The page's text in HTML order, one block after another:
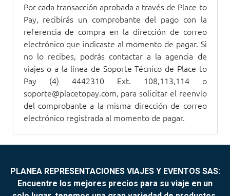
Por cada transacción aprobada a través de Place to
Pay, recibirás un comprobante del pago con la
referencia de compra en la dirección de correo
electrónico que indicaste al momento de pagar. Si
no lo recibes, podrás contactar a la agencia de
viajes o a la línea de Soporte Técnico de Place to
Pay (4) 4442310 Ext. 108,113,114 o
soporte@placetopay.com, para solicitar el reenvío
del comprobante a la misma dirección de correo
electrónico registrada al momento de pagar.
PLANEA REPRESENTACIONES VIAJES Y EVENTOS SAS:
Encuentre los mejores precios para su viaje en un